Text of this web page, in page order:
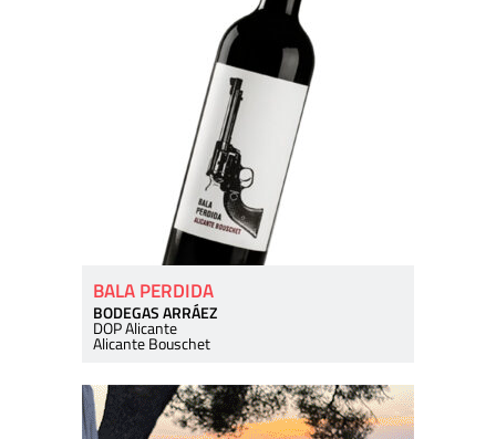
BALA PERDIDA
BODEGAS ARRÁEZ
DOP Alicante
Alicante Bouschet